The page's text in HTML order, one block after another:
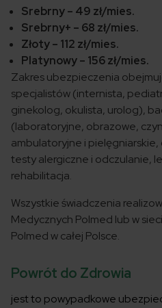
Srebrny – 49 zł/mies.
Srebrny+ – 68 zł/mies.
Złoty – 112 zł/mies.
Platynowy – 156 zł/mies.
Zakres ubezpieczenia
specjalistów (internista,
ginekolog, okulista, urolog),
(laboratoryjne, obrazowe,
ambulatoryjne i
testy alergiczne i odczulanie,
rehabilitacja.
Wszystkie świadczenia
Medycznych Polmed lub w
Polmed w całej Polsce.
Powrót do Zdrowia
jest to powypadkowe